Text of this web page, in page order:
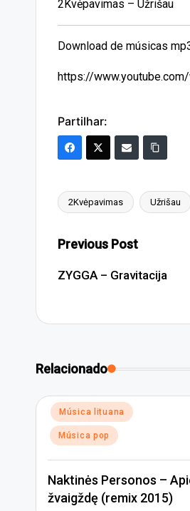
2Kvėpavimas – Užrišau
Download de músicas
https://
Partilhar:
Tags:
2Kvėpavimas Užrišau
Post
navigation
Previous Post
ZYGGA – Gravitacija
Relacionado
Posted
in
Música lituana
Música pop
Naktinės Personos –
žvaigždę (remix 2015)